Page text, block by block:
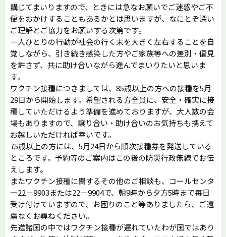
講じてまいりますので、ときには急なお願いでご迷惑やご不
便をおかけすることもあるかとは思いますが、なにとぞ深い
ご理解とご協力をお願いする次第です。
一人ひとりの行動が社会の行く末を大きく左右することを自
覚しながら、引き続き感染した方やご家族等への差別・偏見
を許さず、共に助け合いながら進んでまいりたいと思いま
す。
ワクチン接種につきましては、85歳以上の方への接種を5月
29日から開始します。希望される方全員に、安全・確実に接
種していただけるよう準備を進めておりますが、大人数の会
場もありますので、譲り合い・助け合いのお気持ちも携えて
お越しいただければ幸いです。
75歳以上の方には、5月24日から順次接種券を発送している
ところです。予約等のご案内はこの後の防災行政無線でお伝
えします。
またワクチン接種に関するその他のご相談も、コールセンタ
ー22－9903または22－9904で、朝9時から夕方5時まで毎日
受け付けていますので、お困りのこと等ありましたら、ご遠
慮なくお尋ねください。
先進諸国の中ではワクチン接種が遅れていたわが国ではあり